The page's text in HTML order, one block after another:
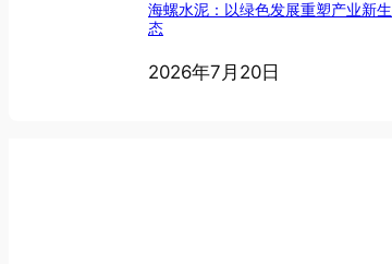
海螺水泥：以绿色发展重塑产业新生
态
2026年7月20日